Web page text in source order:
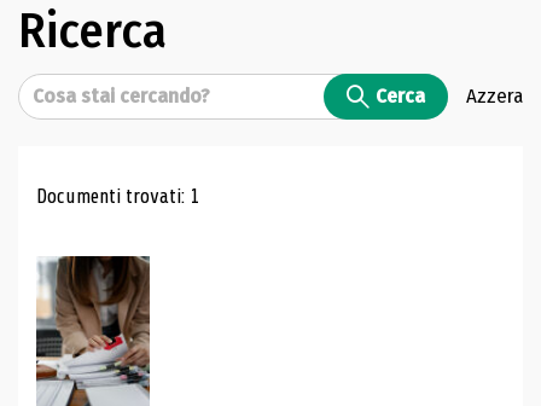
Ricerca
Cerca Cerca Azzera
Risultati di ricerca
Documenti trovati: 1